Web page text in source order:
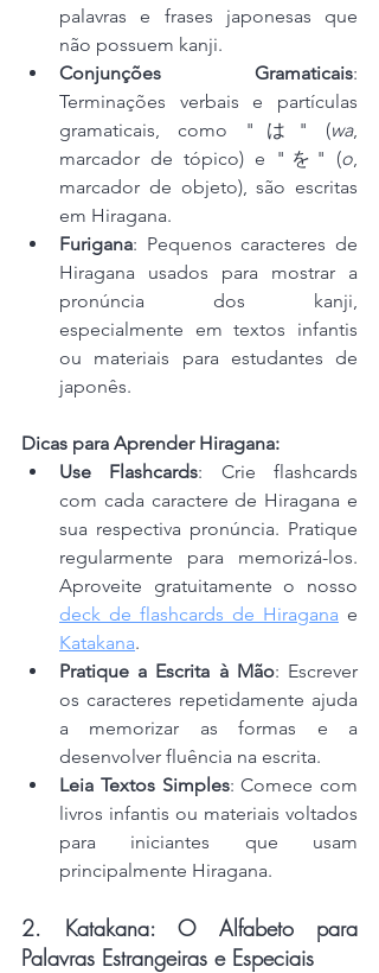
palavras e frases japonesas que
não possuem kanji.
Conjunções Gramaticais:
Terminações verbais e partículas
gramaticais, como "は" (wa,
marcador de tópico) e "を" (o
marcador de objeto), são escritas
em Hiragana.
Furigana: Pequenos caracteres de
Hiragana usados para mostrar a
pronúncia dos kanji,
especialmente em textos infantis
ou materiais para estudantes de
japonês.
Dicas para Aprender Hiragana:
Use Flashcards: Crie flashcards
com cada caractere de Hiragana e
sua respectiva pronúncia. Pratique
regularmente para memorizá-los.
deck de flashcards de Hiragana
Katakana.
Pratique a Escrita à Mão: Escrever
os caracteres repetidamente ajuda
a memorizar as formas e a
desenvolver fluência na escrita.
Leia Textos Simples: Comece com
livros infantis ou materiais voltados
para iniciantes que usam
principalmente Hiragana.
2. Katakana: O Alfabeto para
Palavras Estrangeiras e Especiais